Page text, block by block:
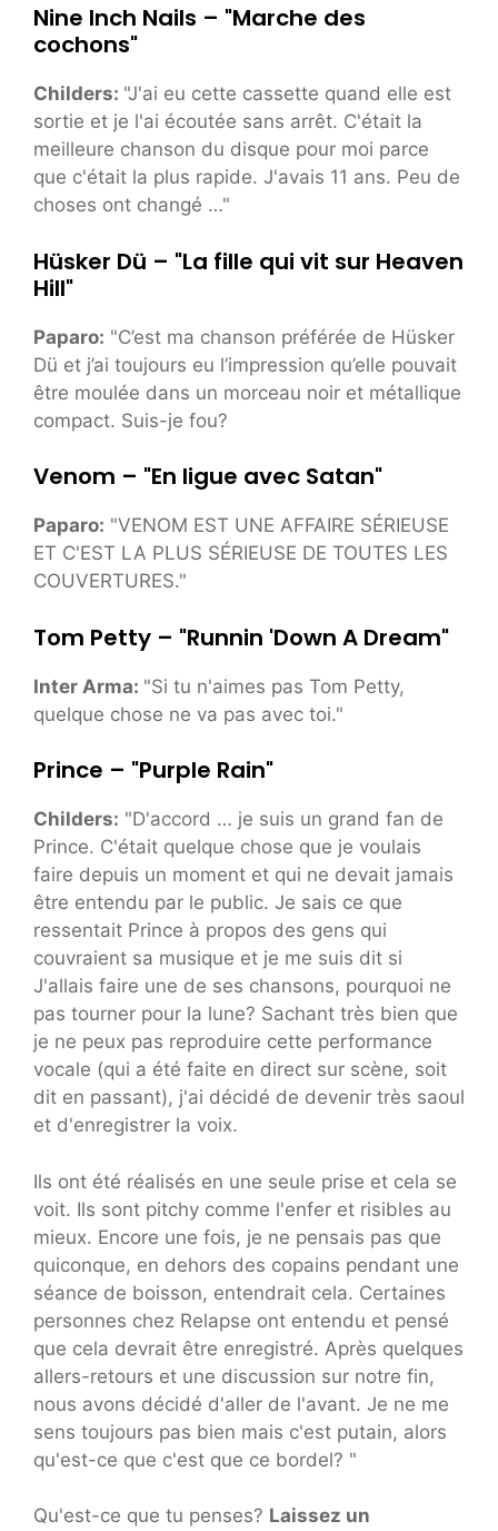
Nine Inch Nails – "Marche des
cochons"
Childers: "J'ai eu cette cassette quand elle est
sortie et je l'ai écoutée sans arrêt. C'était la
meilleure chanson du disque pour moi parce
que c'était la plus rapide. J'avais 11 ans. Peu de
choses ont changé …"
Hüsker Dü – "La fille qui vit sur Heaven
Hill"
Paparo: "C’est ma chanson préférée de Hüsker
Dü et j’ai toujours eu l’impression qu’elle pouvait
être moulée dans un morceau noir et métallique
compact. Suis-je fou?
Venom – "En ligue avec Satan"
Paparo: "VENOM EST UNE AFFAIRE SÉRIEUSE
ET C'EST LA PLUS SÉRIEUSE DE TOUTES LES
COUVERTURES."
Tom Petty – "Runnin 'Down A Dream"
Inter Arma: "Si tu n'aimes pas Tom Petty,
quelque chose ne va pas avec toi."
Prince – "Purple Rain"
Childers: "D'accord … je suis un grand fan de
Prince. C'était quelque chose que je voulais
faire depuis un moment et qui ne devait jamais
être entendu par le public. Je sais ce que
ressentait Prince à propos des gens qui
couvraient sa musique et je me suis dit si
J'allais faire une de ses chansons, pourquoi ne
pas tourner pour la lune? Sachant très bien que
je ne peux pas reproduire cette performance
vocale (qui a été faite en direct sur scène, soit
dit en passant), j'ai décidé de devenir très saoul
et d'enregistrer la voix.
Ils ont été réalisés en une seule prise et cela se
voit. Ils sont pitchy comme l'enfer et risibles au
mieux. Encore une fois, je ne pensais pas que
quiconque, en dehors des copains pendant une
séance de boisson, entendrait cela. Certaines
personnes chez Relapse ont entendu et pensé
que cela devrait être enregistré. Après quelques
allers-retours et une discussion sur notre fin,
nous avons décidé d'aller de l'avant. Je ne me
sens toujours pas bien mais c'est putain, alors
qu'est-ce que c'est que ce bordel? "
Qu'est-ce que tu penses? Laissez un